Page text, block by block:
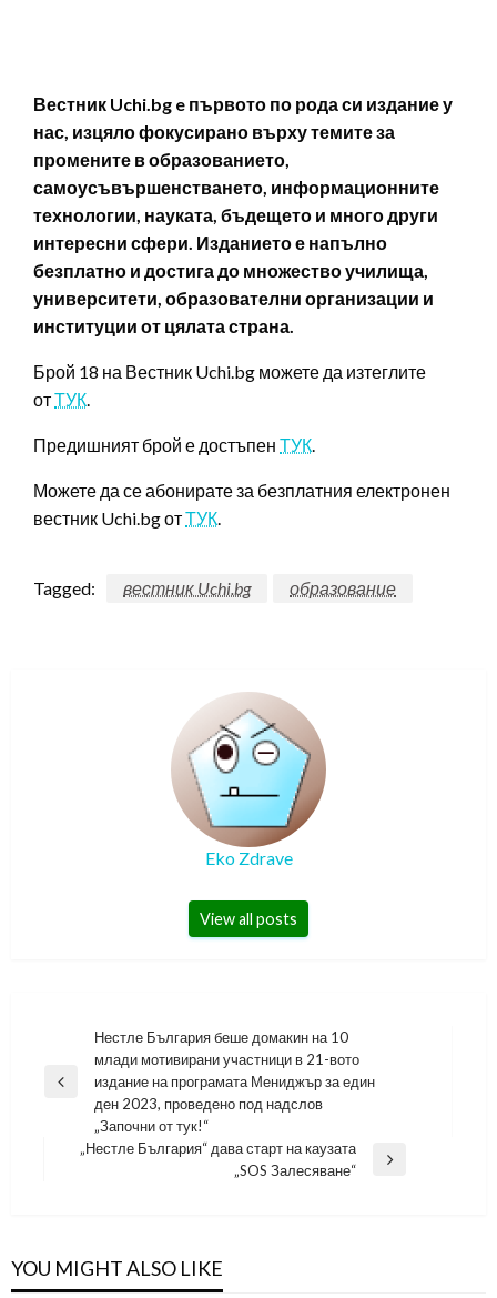
Вестник Uchi.bg e първото по рода си издание у
нас, изцяло фокусирано върху темите за
промените в образованието,
самоусъвършенстването, информационните
технологии, науката, бъдещето и много други
интересни сфери. Изданието е напълно
безплатно и достига до множество училища,
университети, образователни организации и
институции от цялата страна.
Брой 18 на Вестник Uchi.bg можете да изтеглите
отТУК
Предишният брой е достъпен ТУК
Можете да се абонирате за безплатния електронен
вестник Uchi.bg отТУК
Tagged: вестник Uchi.bg образование
Eko Zdrave
View all posts
Навигация
Previous
Нестле България беше домакин на 10
млади мотивирани участници в 21-вото
издание на програмата Мениджър за един
ден 2023, проведено под надслов
„Започни от тук!“
„Нестле България“ дава старт на каузата
„SOS Залесяване“
YOU MIGHT ALSO LIKE